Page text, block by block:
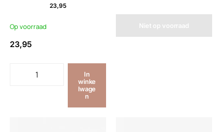
23,95
Op voorraad
23,95
In
winke
lwage
n
Niet op voorraad